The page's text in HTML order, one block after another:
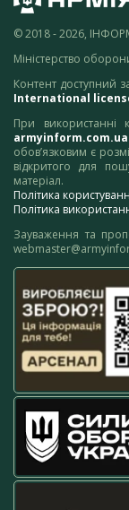
© 2018 - 2026,
Міністерство
Контент доступний
International
При використанні
armyinform.com.ua
обов’язковим є
відкритого для
матеріал.
Політика
Політика
Зауваження та